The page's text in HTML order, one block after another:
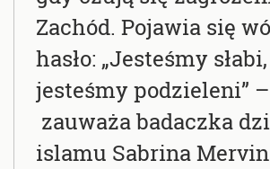
Zachód. Pojawia się
hasło: „Jesteśmy
jesteśmy podzieleni” –
zauważa badaczka
islamu Sabrina